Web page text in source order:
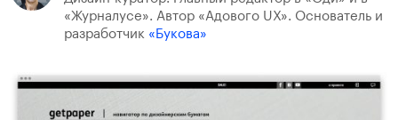
«Журналусе». Автор «Адового UX». Основатель и
разработчик «Букова»